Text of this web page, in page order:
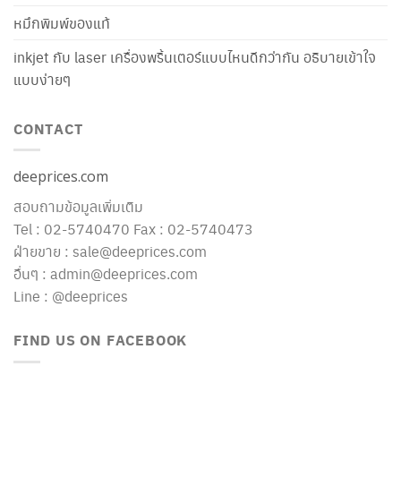
หมึกพิมพ์ของแท้
inkjet กับ laser เครื่องพริ้นเตอร์แบบไหนดีกว่ากัน อธิบายเข้าใจ
แบบง่ายๆ
CONTACT
deeprices.com
สอบถามข้อมูลเพิ่มเติม
Tel : 02-5740470 Fax : 02-5740473
ฝ่ายขาย : sale@deeprices.com
อื่นๆ : admin@deeprices.com
Line : @deeprices
FIND US ON FACEBOOK